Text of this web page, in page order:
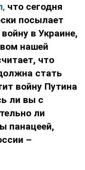
, что сегодня
посылает
в Украине,
нашей
что
стать
войну Путина
ли вы с
ли
панацеей,
–